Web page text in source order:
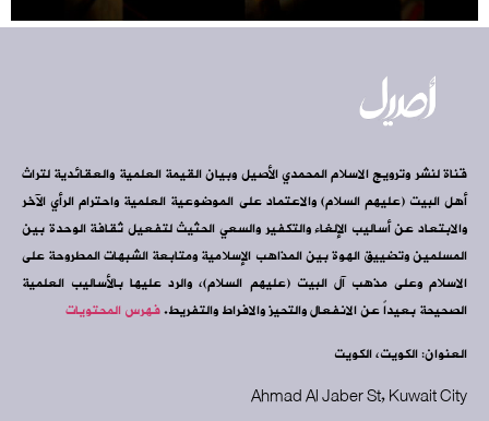
قناة لنشر وترويج الاسلام المحمدي الأصيل وبيان القيمة العلمية والعقائدية لتراث
أهل البيت (عليهم السلام) والاعتماد على الموضوعية العلمية واحترام الرأي الآخر
والابتعاد عن أساليب الإلغاء والتكفير والسعي الحثيث لتفعيل ثقافة الوحدة بين
المسلمين وتضييق الهوة بين المذاهب الإسلامية ومتابعة الشبهات المطروحة على
الاسلام وعلى مذهب آل البيت (عليهم السلام)، والرد عليها بالأساليب العلمية
الصحيحة بعيداً عن الانفعال والتحيز والافراط والتفريط.فهرس المحتويات
العنوان: الكويت، الكويت
Ahmad Al Jaber St, Kuwait City